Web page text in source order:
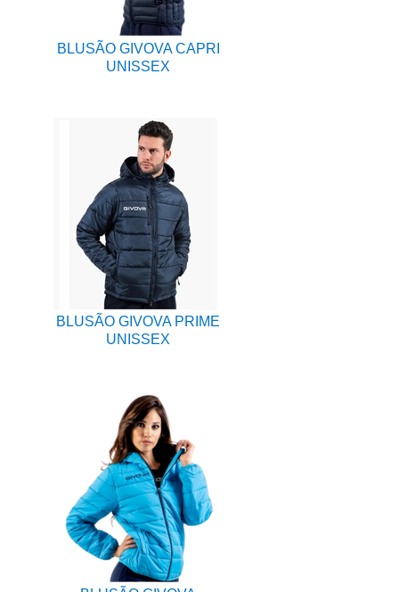
BLUSÃO GIVOVA CAPRI
UNISSEX
BLUSÃO GIVOVA PRIME
UNISSEX